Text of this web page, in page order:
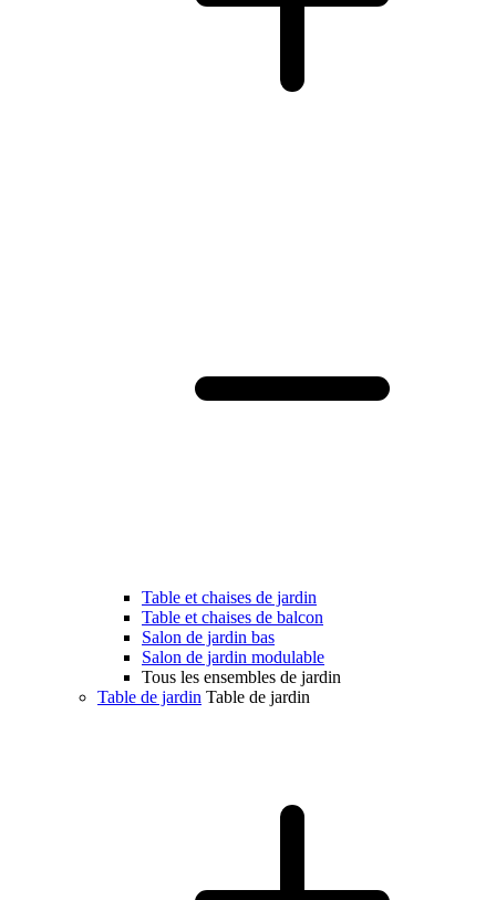
Table et chaises de jardin
Table et chaises de balcon
Salon de jardin bas
Salon de jardin modulable
Tous les ensembles de jardin
Table de jardin Table de jardin